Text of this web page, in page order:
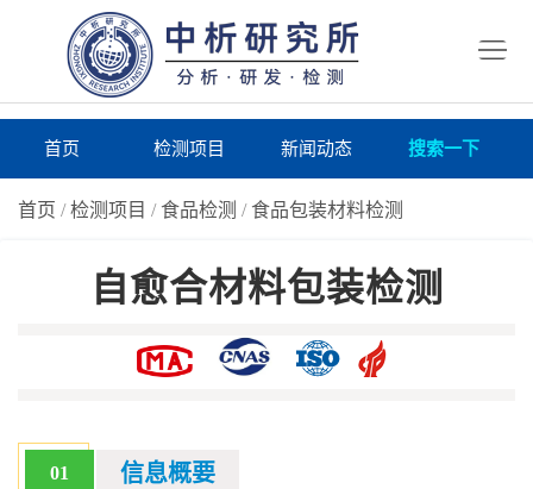
首页 检测项目 新闻动态 搜索一下
首页 /检测项目 / 食品检测 / 食品包装材料检测
自愈合材料包装检测
01 信息概要